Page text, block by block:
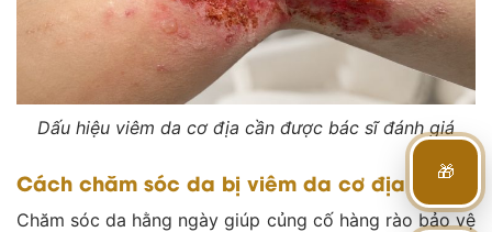
Dấu hiệu viêm da cơ địa cần được bác sĩ đánh giá
Cách chăm sóc da bị viêm da cơ địa
Chăm sóc da hằng ngày giúp củng cố hàng rào bảo vệ
🎁